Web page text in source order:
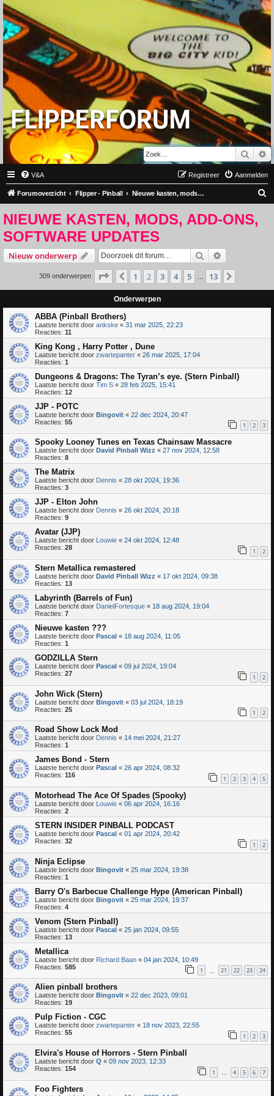
Zoek
V&A Aanmelden
Registreer
Forumoverzicht Flipper - Pinball Nieuwe kasten, mods, add-ons, software updates
NIEUWE KASTEN, MODS, ADD-ONS,
SOFTWARE UPDATES
Nieuw onderwerp Zoek
309 onderwerpen Pagina van 13
Vorige
1 2 3 4 5 13
Onderwerpen
ABBA (Pinball Brothers)
Laatste bericht door ankske « 31 mar 2025, 22:23
Reacties: 11
King Kong , Harry Potter , Dune
Laatste bericht door zwartepanter « 26 mar 2025, 17:04
Reacties: 1
Dungeons & Dragons: The Tyran’s eye. (Stern Pinball)
Laatste bericht door Tim S « 28 feb 2025, 15:41
Reacties: 12
JJP - POTC
Laatste bericht door Bingovit « 22 dec 2024, 20:47
Reacties: 55 1 2 3
Spooky Looney Tunes en Texas Chainsaw Massacre
Laatste bericht door David Pinball Wizz « 27 nov 2024, 12:58
Reacties: 8
The Matrix
Laatste bericht door Dennis « 28 okt 2024, 19:36
Reacties: 3
JJP - Elton John
Laatste bericht door Dennis « 26 okt 2024, 20:18
Reacties: 9
Avatar (JJP)
Laatste bericht door Louwie « 24 okt 2024, 12:48
Reacties: 28 1 2
Stern Metallica remastered
Laatste bericht door David Pinball Wizz « 17 okt 2024, 09:38
Reacties: 13
Labyrinth (Barrels of Fun)
Laatste bericht door DanielFortesque « 18 aug 2024, 19:04
Reacties: 7
Nieuwe kasten ???
Laatste bericht door Pascal « 18 aug 2024, 11:05
Reacties: 1
GODZILLA Stern
Laatste bericht door Pascal « 09 jul 2024, 19:04
Reacties: 27 1 2
John Wick (Stern)
Laatste bericht door Bingovit « 03 jul 2024, 18:19
Reacties: 25 1 2
Road Show Lock Mod
Laatste bericht door Dennis « 14 mei 2024, 21:27
Reacties: 1
James Bond - Stern
Laatste bericht door Pascal « 26 apr 2024, 08:32
Reacties: 116 1 2 3 4 5
Motorhead The Ace Of Spades (Spooky)
Laatste bericht door Louwie « 06 apr 2024, 16:16
Reacties: 2
STERN INSIDER PINBALL PODCAST
Laatste bericht door Pascal « 01 apr 2024, 20:42
Reacties: 32 1 2
Ninja Eclipse
Laatste bericht door Bingovit « 25 mar 2024, 19:38
Reacties: 1
Barry O's Barbecue Challenge Hype (American Pinball)
Laatste bericht door Bingovit « 25 mar 2024, 19:37
Reacties: 4
Venom (Stern Pinball)
Laatste bericht door Pascal « 25 jan 2024, 09:55
Reacties: 13
Metallica
Laatste bericht door Richard Baan « 04 jan 2024, 10:49
Reacties: 585 1 21 22 23 24
Alien pinball brothers
Laatste bericht door Bingovit « 22 dec 2023, 09:01
Reacties: 19
Pulp Fiction - CGC
Laatste bericht door zwartepanter « 18 nov 2023, 22:55
Reacties: 55 1 2 3
Elvira's House of Horrors - Stern Pinball
Laatste bericht door Q « 09 nov 2023, 12:33
Reacties: 154 1 … 4 5 6 7
Foo Fighters